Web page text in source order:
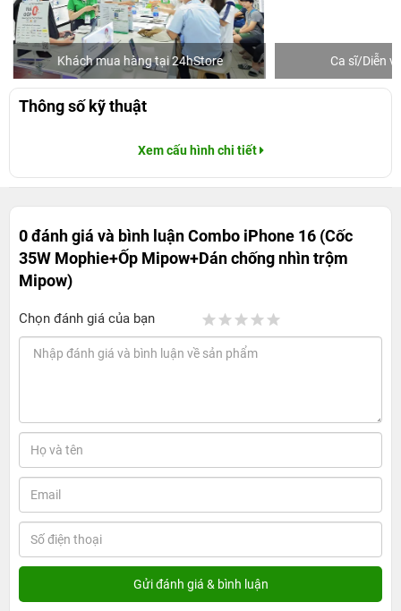
Khách mua hàng tại 24hStore Ca sĩ/Diễn
Thông số kỹ thuật
Xem cấu hình chi tiết
0 đánh giá và bình luậnCombo iPhone 16 (Cốc
35W Mophie+Ốp Mipow+Dán chống nhìn trộm
Mipow)
Chọn đánh giá của bạn